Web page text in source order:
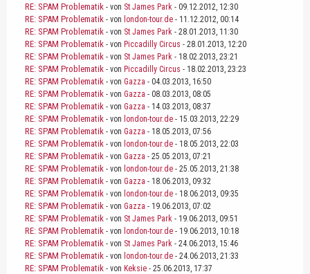
RE: SPAM Problematik - von St James Park - 09.12.2012, 12:30
RE: SPAM Problematik - von london-tour.de - 11.12.2012, 00:14
RE: SPAM Problematik - von St James Park - 28.01.2013, 11:30
RE: SPAM Problematik - von Piccadilly Circus - 28.01.2013, 12:20
RE: SPAM Problematik - von St James Park - 18.02.2013, 23:21
RE: SPAM Problematik - von Piccadilly Circus - 18.02.2013, 23:23
RE: SPAM Problematik - von Gazza - 04.03.2013, 16:50
RE: SPAM Problematik - von Gazza - 08.03.2013, 08:05
RE: SPAM Problematik - von Gazza - 14.03.2013, 08:37
RE: SPAM Problematik - von london-tour.de - 15.03.2013, 22:29
RE: SPAM Problematik - von Gazza - 18.05.2013, 07:56
RE: SPAM Problematik - von london-tour.de - 18.05.2013, 22:03
RE: SPAM Problematik - von Gazza - 25.05.2013, 07:21
RE: SPAM Problematik - von london-tour.de - 25.05.2013, 21:38
RE: SPAM Problematik - von Gazza - 18.06.2013, 09:32
RE: SPAM Problematik - von london-tour.de - 18.06.2013, 09:35
RE: SPAM Problematik - von Gazza - 19.06.2013, 07:02
RE: SPAM Problematik - von St James Park - 19.06.2013, 09:51
RE: SPAM Problematik - von london-tour.de - 19.06.2013, 10:18
RE: SPAM Problematik - von St James Park - 24.06.2013, 15:46
RE: SPAM Problematik - von london-tour.de - 24.06.2013, 21:33
RE: SPAM Problematik - von Keksie - 25.06.2013, 17:37